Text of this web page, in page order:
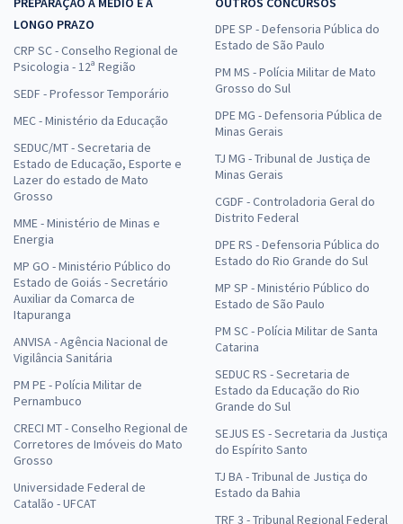
LONGO PRAZO
CRP SC - Conselho Regional de
Psicologia - 12ª Região
SEDF - Professor Temporário
MEC - Ministério da Educação
SEDUC/MT - Secretaria de
Estado de Educação, Esporte e
Lazer do estado de Mato
Grosso
MME - Ministério de Minas e
Energia
MP GO - Ministério Público do
Estado de Goiás - Secretário
Auxiliar da Comarca de
Itapuranga
ANVISA - Agência Nacional de
Vigilância Sanitária
PM PE - Polícia Militar de
Pernambuco
CRECI MT - Conselho Regional de
Corretores de Imóveis do Mato
Grosso
Universidade Federal de
Catalão - UFCAT
DPE SP - Defensoria Pública do
Estado de São Paulo
PM MS - Polícia Militar de Mato
Grosso do Sul
DPE MG - Defensoria Pública de
Minas Gerais
TJ MG - Tribunal de Justiça de
Minas Gerais
CGDF - Controladoria Geral do
Distrito Federal
DPE RS - Defensoria Pública do
Estado do Rio Grande do Sul
MP SP - Ministério Público do
Estado de São Paulo
PM SC - Polícia Militar de Santa
Catarina
SEDUC RS - Secretaria de
Estado da Educação do Rio
Grande do Sul
SEJUS ES - Secretaria da Justiça
do Espírito Santo
TJ BA - Tribunal de Justiça do
Estado da Bahia
TRF 3 - Tribunal Regional Federal